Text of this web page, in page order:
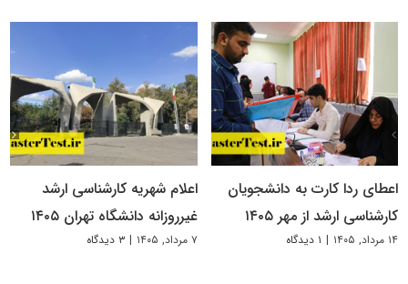
اعطای ردا کارت به دانشجویان
کارشناسی ارشد از مهر ۱۴۰۵
۱۴ مرداد, ۱۴۰۵ | ۱ دیدگاه
اعلام شهریه کارشناسی ارشد
غیرروزانه دانشگاه تهران ۱۴۰۵
۷ مرداد, ۱۴۰۵ | ۳ دیدگاه